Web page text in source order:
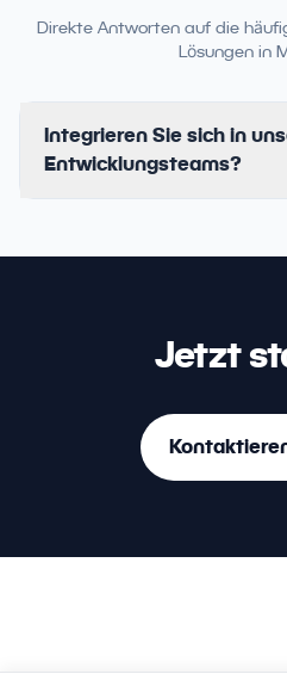
Direkte Antworten auf die
Lösungen in
Integrieren Sie sich in
Entwicklungsteams?
Jetzt